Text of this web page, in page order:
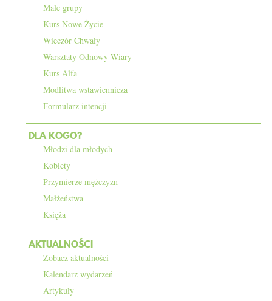
WSPÓLNOTA
KURSY SNE
KONTAKT
Małe grupy
Kurs Nowe Życie
Wieczór Chwały
Warsztaty Odnowy Wiary
Kurs Alfa
Modlitwa wstawiennicza
Formularz intencji
DLA KOGO?
Młodzi dla młodych
Kobiety
Przymierze mężczyzn
Małżeństwa
Księża
AKTUALNOŚCI
Zobacz aktualności
Kalendarz wydarzeń
Artykuły